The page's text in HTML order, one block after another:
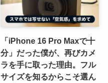
「iPhone 16 Pro Maxで十
分」だった僕が、再びカメ
ラを手に取った理由。フル
サイズを知るからこそ選ん